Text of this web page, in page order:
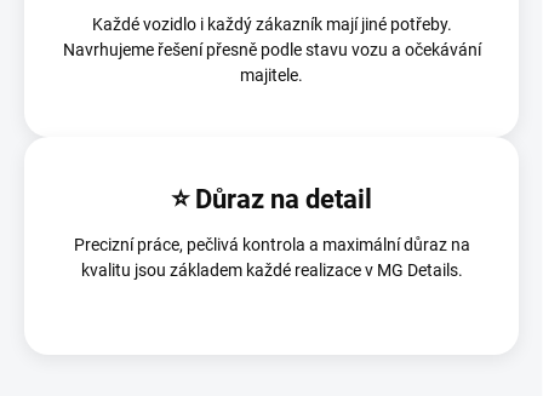
Každé vozidlo i každý zákazník mají jiné potřeby.
Navrhujeme řešení přesně podle stavu vozu a očekávání
majitele.
⭐ Důraz na detail
Precizní práce, pečlivá kontrola a maximální důraz na
kvalitu jsou základem každé realizace v MG Details.